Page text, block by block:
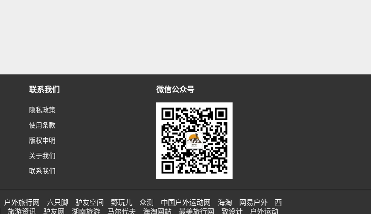
联系我们
隐私政策
使用条款
版权申明
关于我们
联系我们
微信公众号
户外旅行网 六只脚 驴友空间 野玩儿 众测 中国户外运动网 海淘 网易户外
西
旅游资讯 驴友网 湖南旅游 马尔代夫 海淘网站 最美旅行网 致设计 户外运动